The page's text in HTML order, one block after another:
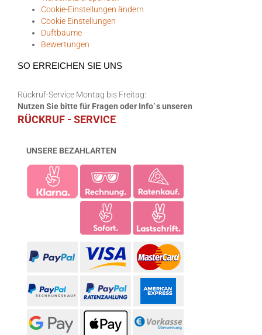
Cookie-Einstellungen ändern
Cookie Einstellungen
Duftbäume
Bewertungen
SO ERREICHEN SIE UNS
Rückruf-Service Montag bis Freitag:
Nutzen Sie bitte für Fragen oder Info`s unseren
RÜCKRUF - SERVICE
UNSERE BEZAHLARTEN